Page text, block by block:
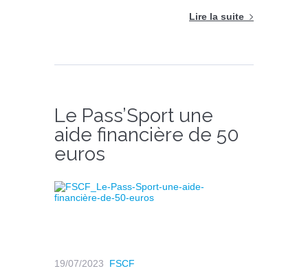
Lire la suite
Le Pass’Sport une
aide financière de 50
euros
19/07/2023
FSCF